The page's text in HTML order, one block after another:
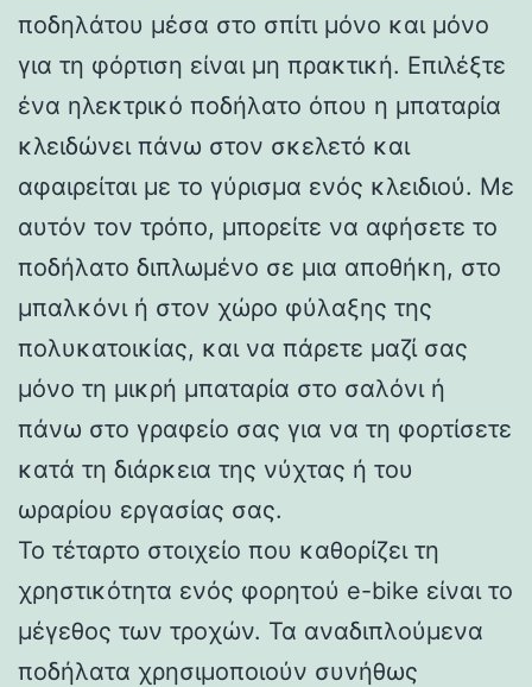
ποδηλάτου μέσα στο σπίτι μόνο και μόνο
για τη φόρτιση είναι μη πρακτική. Επιλέξτε
ένα ηλεκτρικό ποδήλατο όπου η μπαταρία
κλειδώνει πάνω στον σκελετό και
αφαιρείται με το γύρισμα ενός κλειδιού. Με
αυτόν τον τρόπο, μπορείτε να αφήσετε το
ποδήλατο διπλωμένο σε μια αποθήκη, στο
μπαλκόνι ή στον χώρο φύλαξης της
πολυκατοικίας, και να πάρετε μαζί σας
μόνο τη μικρή μπαταρία στο σαλόνι ή
πάνω στο γραφείο σας για να τη φορτίσετε
κατά τη διάρκεια της νύχτας ή του
ωραρίου εργασίας σας.
Το τέταρτο στοιχείο που καθορίζει τη
χρηστικότητα ενός φορητού e-bike είναι το
μέγεθος των τροχών. Τα αναδιπλούμενα
ποδήλατα χρησιμοποιούν συνήθως